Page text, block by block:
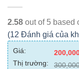
2.58 out of 5 based
(12 Đánh giá của
Giá:
Thị trường: